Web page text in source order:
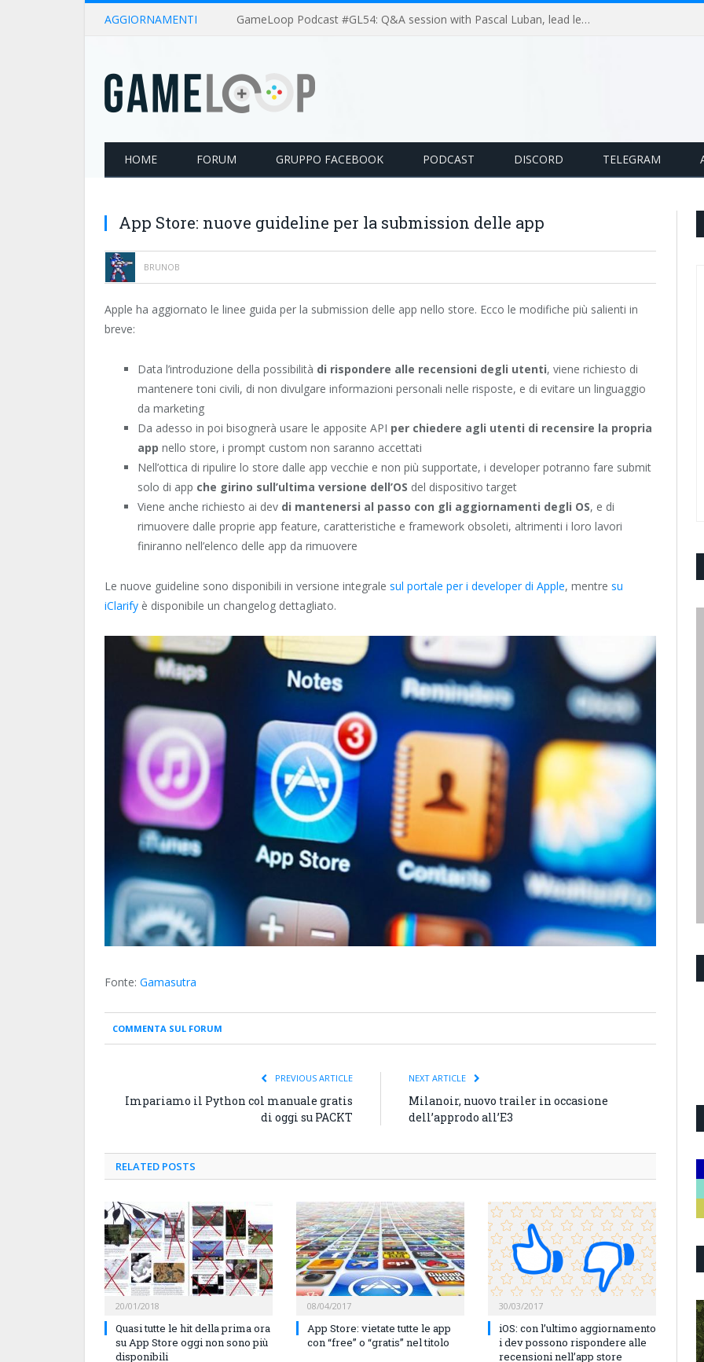
AGGIORNAMENTI GameLoop Podcast #GL54: Q&A session with Pascal Luban, lead level designer on Splinter Cell multiplayer games
HOME FORUM GRUPPO FACEBOOK PODCAST DISCORD TELEGRAM
App Store: nuove guideline per la submission delle app
BRUNOB
Apple ha aggiornato le linee guida per la submission delle app nello store. Ecco le modifiche più salienti in
breve:
Data l’introduzione della possibilità di rispondere alle recensioni degli utenti, viene richiesto di
mantenere toni civili, di non divulgare informazioni personali nelle risposte, e di evitare un linguaggio
da marketing
Da adesso in poi bisognerà usare le apposite API per chiedere agli utenti di recensire la propria
app nello store, i prompt custom non saranno accettati
Nell’ottica di ripulire lo store dalle app vecchie e non più supportate, i developer potranno fare submit
solo di app che girino sull’ultima versione dell’OS del dispositivo target
Viene anche richiesto ai dev di mantenersi al passo con gli aggiornamenti degli OS, e di
rimuovere dalle proprie app feature, caratteristiche e framework obsoleti, altrimenti i loro lavori
finiranno nell’elenco delle app da rimuovere
Le nuove guideline sono disponibili in versione integrale sul portale per i developer di Apple, mentre su
iClarify è disponibile un changelog dettagliato.
Fonte: Gamasutra
COMMENTA SUL FORUM
PREVIOUS ARTICLE
Impariamo il Python col manuale gratis
di oggi su PACKT
NEXT ARTICLE
Milanoir, nuovo trailer in occasione
dell’approdo all’E3
RELATED POSTS
20/01/2018
Quasi tutte le hit della prima ora
su App Store oggi non sono più
disponibili
08/04/2017
App Store: vietate tutte le app
con “free” o “gratis” nel titolo
30/03/2017
iOS: con l’ultimo aggiornamento
i dev possono rispondere alle
recensioni nell’app store